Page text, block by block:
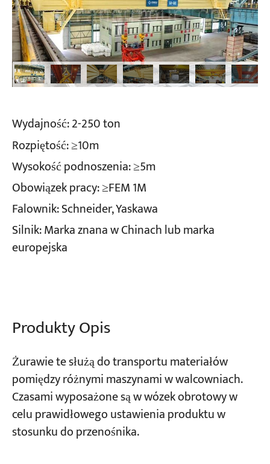
O nas
Skontaktuj się z nami
Wydajność: 2-250 ton
Rozpiętość: ≥10m
Wysokość podnoszenia: ≥5m
Obowiązek pracy: ≥FEM 1M
Falownik: Schneider, Yaskawa
Silnik: Marka znana w Chinach lub marka
europejska
Produkty Opis
Żurawie te służą do transportu materiałów
pomiędzy różnymi maszynami w walcowniach.
Czasami wyposażone są w wózek obrotowy w
celu prawidłowego ustawienia produktu w
stosunku do przenośnika.